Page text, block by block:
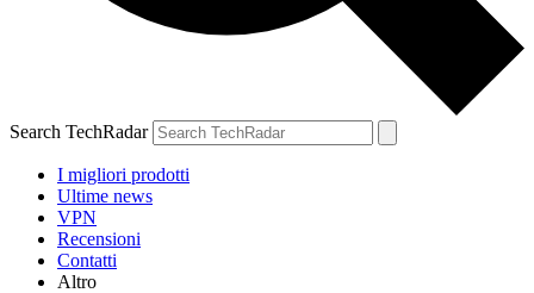
Search TechRadar
I migliori prodotti
Ultime news
VPN
Recensioni
Contatti
Altro